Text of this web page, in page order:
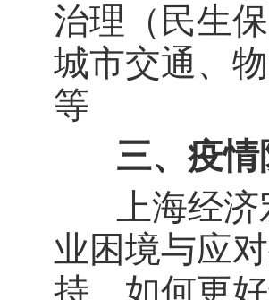
治理（民生
城市交通、
等
三、疫情
上海经济
业困境与应
持、如何更